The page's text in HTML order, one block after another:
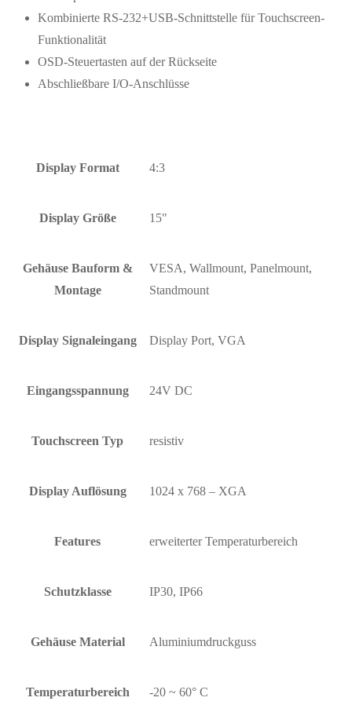
Kombinierte RS-232+USB-Schnittstelle für Touchscreen-
Funktionalität
OSD-Steuertasten auf der Rückseite
Abschließbare I/O-Anschlüsse
Display Format 4:3
Display Größe 15"
Gehäuse Bauform &
Montage
VESA, Wallmount, Panelmount,
Standmount
Display Signaleingang Display Port, VGA
Eingangsspannung 24V DC
Touchscreen Typ resistiv
Display Auflösung 1024 x 768 – XGA
Features erweiterter Temperaturbereich
Schutzklasse IP30, IP66
Gehäuse Material Aluminiumdruckguss
Temperaturbereich -20 ~ 60° C